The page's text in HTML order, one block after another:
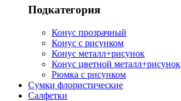
Подкатегория
Конус прозрачный
Конус с рисунком
Конус металл+рисунок
Конус цветной металл+рисунок
Рюмка с рисунком
Сумки флористические
Салфетки